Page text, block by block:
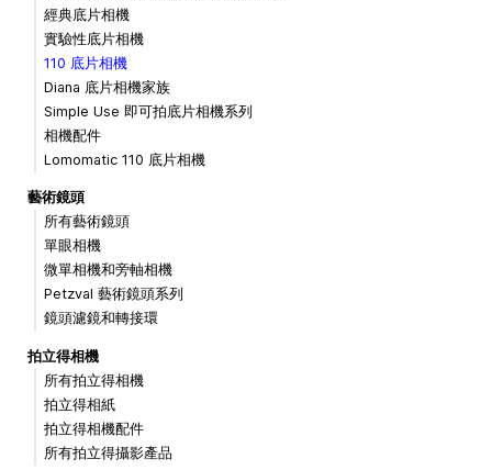
經典底片相機
實驗性底片相機
110 底片相機
Diana 底片相機家族
Simple Use 即可拍底片相機系列
相機配件
Lomomatic 110 底片相機
藝術鏡頭
所有藝術鏡頭
單眼相機
微單相機和旁軸相機
Petzval 藝術鏡頭系列
鏡頭濾鏡和轉接環
拍立得相機
所有拍立得相機
拍立得相紙
拍立得相機配件
所有拍立得攝影產品